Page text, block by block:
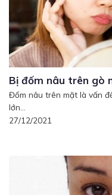
Bị đốm nâu trên gò
Đốm nâu trên mặt là vấn
lớn...
27/12/2021